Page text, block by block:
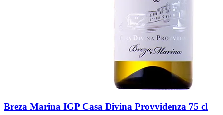
Breza Marina IGP Casa Divina Provvidenza 75 cl